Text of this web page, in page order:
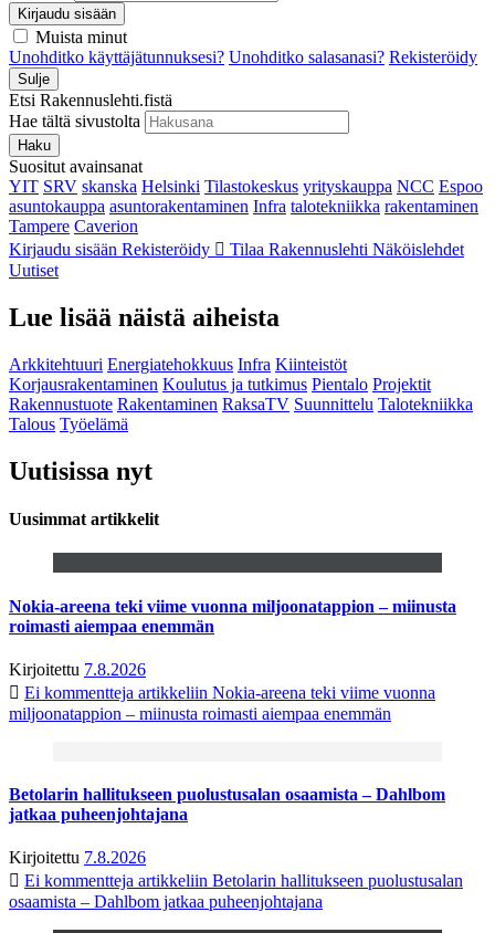
Kirjaudu sisään
Muista minut
Unohditko käyttäjätunnuksesi? Unohditko salasanasi? Rekisteröidy
Sulje
Etsi Rakennuslehti.fistä
Hae tältä sivustolta
Haku
Suositut avainsanat
YIT SRV skanska Helsinki Tilastokeskus yrityskauppa NCC Espoo
asuntokauppa asuntorakentaminen Infra talotekniikka rakentaminen
Tampere Caverion
Kirjaudu sisään Rekisteröidy Tilaa Rakennuslehti Näköislehdet
Uutiset
Lue lisää näistä aiheista
Arkkitehtuuri Energiatehokkuus Infra Kiinteistöt
Korjausrakentaminen Koulutus ja tutkimus Pientalo Projektit
Rakennustuote Rakentaminen RaksaTV Suunnittelu Talotekniikka
Talous Työelämä
Uutisissa nyt
Uusimmat artikkelit
Nokia-areena teki viime vuonna miljoonatappion – miinusta
roimasti aiempaa enemmän
Kirjoitettu 7.8.2026
Ei kommentteja artikkeliin Nokia-areena teki viime vuonna
miljoonatappion – miinusta roimasti aiempaa enemmän
Betolarin hallitukseen puolustusalan osaamista – Dahlbom
jatkaa puheenjohtajana
Kirjoitettu 7.8.2026
Ei kommentteja artikkeliin Betolarin hallitukseen puolustusalan
osaamista – Dahlbom jatkaa puheenjohtajana